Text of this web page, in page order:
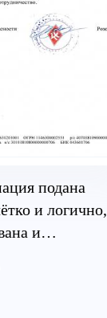
подана
и логично,
и